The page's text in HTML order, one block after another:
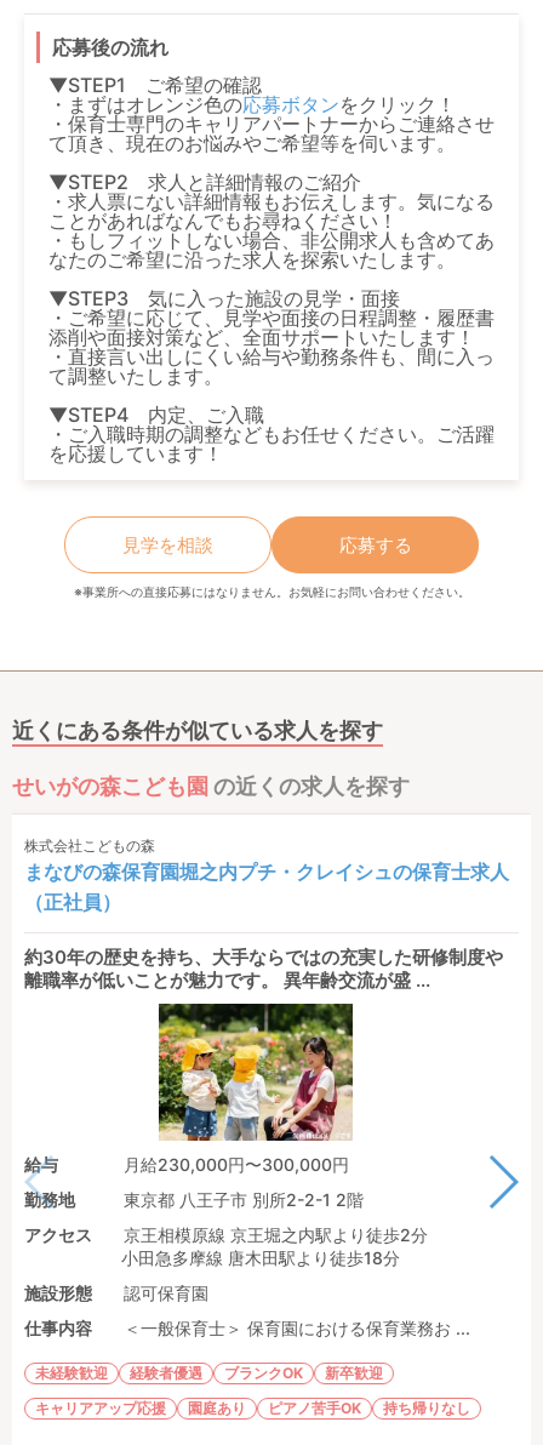
応募後の流れ
▼STEP1 ご希望の確認
・まずはオレンジ色の応募ボタンをクリック！
・保育士専門のキャリアパートナーからご連絡させ
て頂き、現在のお悩みやご希望等を伺います。
▼STEP2 求人と詳細情報のご紹介
・求人票にない詳細情報もお伝えします。気になる
ことがあればなんでもお尋ねください！
・もしフィットしない場合、非公開求人も含めてあ
なたのご希望に沿った求人を探索いたします。
▼STEP3 気に入った施設の見学・面接
・ご希望に応じて、見学や面接の日程調整・履歴書
添削や面接対策など、全面サポートいたします！
・直接言い出しにくい給与や勤務条件も、間に入っ
て調整いたします。
▼STEP4 内定、ご入職
・ご入職時期の調整などもお任せください。ご活躍
を応援しています！
見学を相談 応募する
※事業所への直接応募にはなりません。お気軽にお問い合わせください。
近くにある条件が似ている求人を探す
せいがの森こども園 の近くの求人を探す
株式会社こどもの森
まなびの森保育園堀之内プチ・クレイシュの保育士求人
（正社員）
約30年の歴史を持ち、大手ならではの充実した研修制度や
離職率が低いことが魅力です。 異年齢交流が盛 ...
給与
月給230,000円〜300,000円
勤務地
東京都 八王子市 別所2-2-1 2階
アクセス
京王相模原線 京王堀之内駅より徒歩2分
小田急多摩線 唐木田駅より徒歩18分
施設形態
認可保育園
仕事内容
＜一般保育士＞ 保育園における保育業務お ...
未経験歓迎 経験者優遇 ブランクOK
新卒歓迎
キャリアアップ応援
園庭あり ピアノ苦手OK 持ち帰りなし